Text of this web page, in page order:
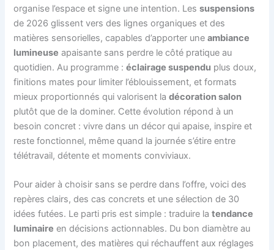
organise l’espace et signe une intention. Lessus­pensions
de 2026 glissent vers des lignes organiques et des
matières sensorielles, capables d’apporter uneambiance
lumineuse apaisante sans perdre le côté pratique au
quotidien. Au programme :éclairage suspendu plus doux,
finitions mates pour limiter l’éblouissement, et formats
mieux proportionnés qui valorisent ladécoration salon
plutôt que de la dominer. Cette évolution répond à un
besoin concret : vivre dans un décor qui apaise, inspire et
reste fonctionnel, même quand la journée s’étire entre
télétravail, détente et moments conviviaux.
Pour aider à choisir sans se perdre dans l’offre, voici des
repères clairs, des cas concrets et une sélection de 30
idées futées. Le parti pris est simple : traduire latendance
luminaire en décisions actionnables. Du bon diamètre au
bon placement, des matières qui réchauffent aux réglages